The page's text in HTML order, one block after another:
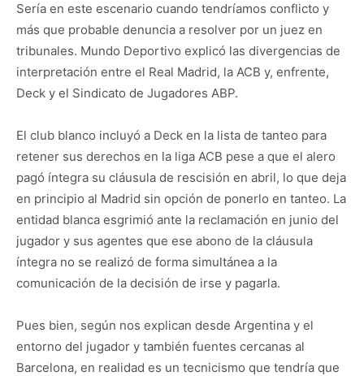
Sería en este escenario cuando tendríamos conflicto y
más que probable denuncia a resolver por un juez en
tribunales. Mundo Deportivo explicó las divergencias de
interpretación entre el Real Madrid, la ACB y, enfrente,
Deck y el Sindicato de Jugadores ABP.
El club blanco incluyó a Deck en la lista de tanteo para
retener sus derechos en la liga ACB pese a que el alero
pagó íntegra su cláusula de rescisión en abril, lo que deja
en principio al Madrid sin opción de ponerlo en tanteo. La
entidad blanca esgrimió ante la reclamación en junio del
jugador y sus agentes que ese abono de la cláusula
íntegra no se realizó de forma simultánea a la
comunicación de la decisión de irse y pagarla.
Pues bien, según nos explican desde Argentina y el
entorno del jugador y también fuentes cercanas al
Barcelona, en realidad es un tecnicismo que tendría que